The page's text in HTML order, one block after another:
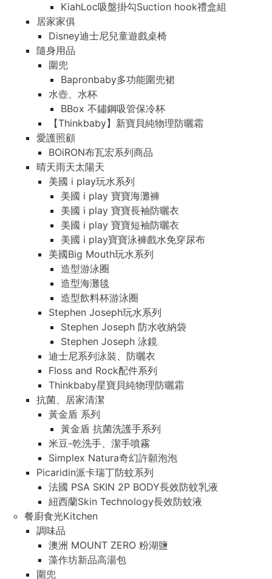
KiahLoc吸盤掛勾Suction hook禮盒組
居家家俱
Disney迪士尼兒童遊戲桌椅
隨身用品
圍兜
Bapronbaby多功能圍兜裙
水壺、水杯
BBox 不鏽鋼吸管保冷杯
【Thinkbaby】新寶貝純物理防曬霜
愛護照顧
BOiRON布瓦宏系列商品
晴天雨天太陽天
美國 i play玩水系列
美國 i play 寶寶海灘褲
美國 i play 寶寶長袖防曬衣
美國 i play 寶寶短袖防曬衣
美國 i play寶寶泳褲戲水免穿尿布
美國Big Mouth玩水系列
造型游泳圈
造型海灘毯
造型飲料杯游泳圈
Stephen Joseph玩水系列
Stephen Joseph 防水收納袋
Stephen Joseph 泳鏡
迪士尼系列泳裝、防曬衣
Floss and Rock配件系列
Thinkbaby星寶貝純物理防曬霜
抗菌、居家清潔
黃金盾 系列
黃金盾 抗菌洗護手系列
米豆-乾洗手、潔手噴霧
Simplex Natura奇幻許願泡泡
Picaridin派卡瑞丁防蚊系列
法國 PSA SKIN 2P BODY長效防蚊乳液
紐西蘭Skin Technology長效防蚊液
餐廚食光Kitchen
調味品
澳洲 MOUNT ZERO 粉湖鹽
藻作坊新品高湯包
圍兜